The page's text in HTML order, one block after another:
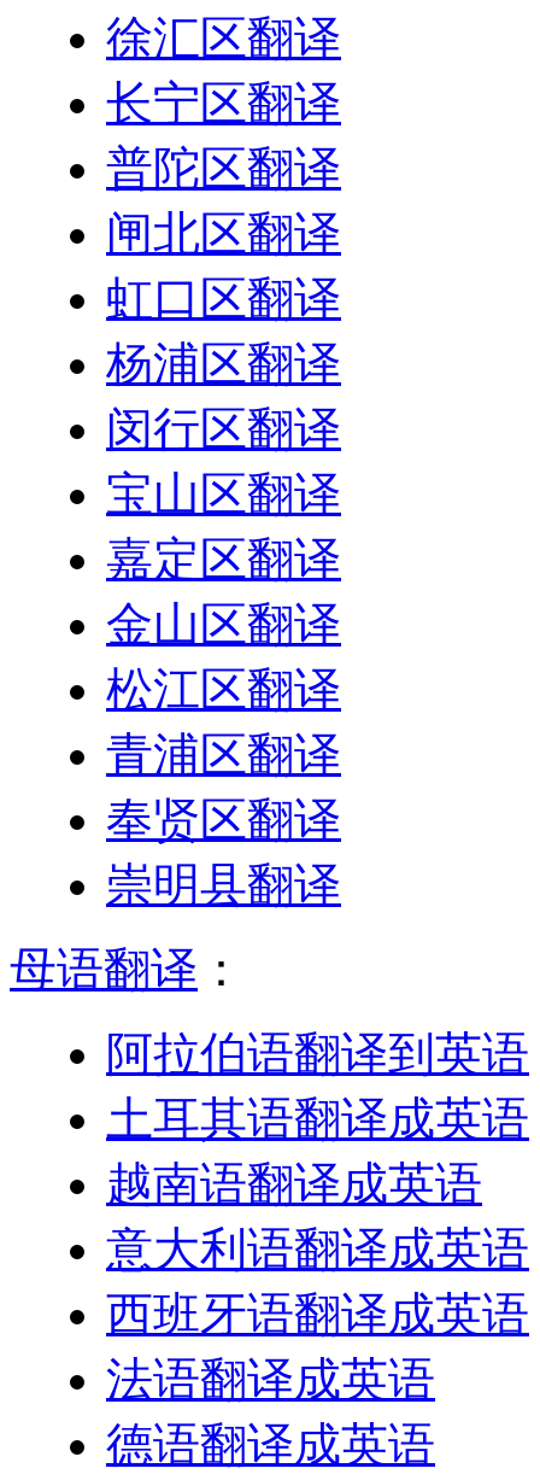
徐汇区翻译
长宁区翻译
普陀区翻译
闸北区翻译
虹口区翻译
杨浦区翻译
闵行区翻译
宝山区翻译
嘉定区翻译
金山区翻译
松江区翻译
青浦区翻译
奉贤区翻译
崇明县翻译
母语翻译 ：
阿拉伯语翻译到英语
土耳其语翻译成英语
越南语翻译成英语
意大利语翻译成英语
西班牙语翻译成英语
法语翻译成英语
德语翻译成英语